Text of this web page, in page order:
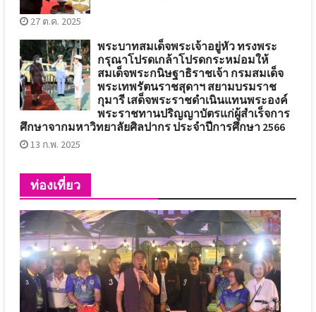
27 ต.ค. 2025
พระบาทสมเด็จพระเจ้าอยู่หัว ทรงพระ
กรุณาโปรดเกล้าโปรดกระหม่อมให้
สมเด็จพระกนิษฐาธิราชเจ้า กรมสมเด็จ
พระเทพรัตนราชสุดาฯ สยามบรมราช
กุมารี เสด็จพระราชดำเนินแทนพระองค์
พระราชทานปริญญาบัตรแก่ผู้สำเร็จการ
ศึกษาจากมหาวิทยาลัยศิลปากร ประจำปีการศึกษา 2566
13 ก.พ. 2025
ท่องเที่ยว